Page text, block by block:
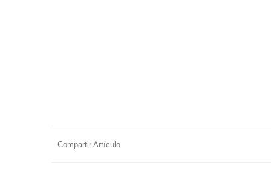
Compartir Artículo